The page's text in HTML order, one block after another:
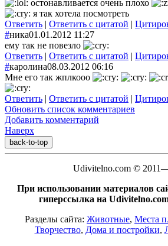
остонавливается очень плохо
я так хотела посмотреть
Ответить | Ответить с цитатой |
#ника01.01.2012 11:27
ему так не повезло
Ответить | Ответить с цитатой |
#каролина08.03.2012 06:16
Мне его так жплкооо
Ответить | Ответить с цитатой |
Обновить список комментариев
Добавить комментарий
Наверх
back-to-top
Udivitelno.com ©
При использовании материалов
гиперссылка на
Разделы сайта: Животные, Места
Творчество, Дома и постройки,